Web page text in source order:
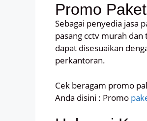
Promo
Sebagai penyedia jasa
pasang cctv murah
dapat disesuaikan
perkantoran.
Cek beragam promo
Anda disini : Promo